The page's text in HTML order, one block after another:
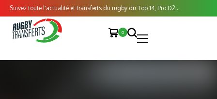
Suivez toute l'actualité et transferts du rugby du Top 14, Pro D2...
0